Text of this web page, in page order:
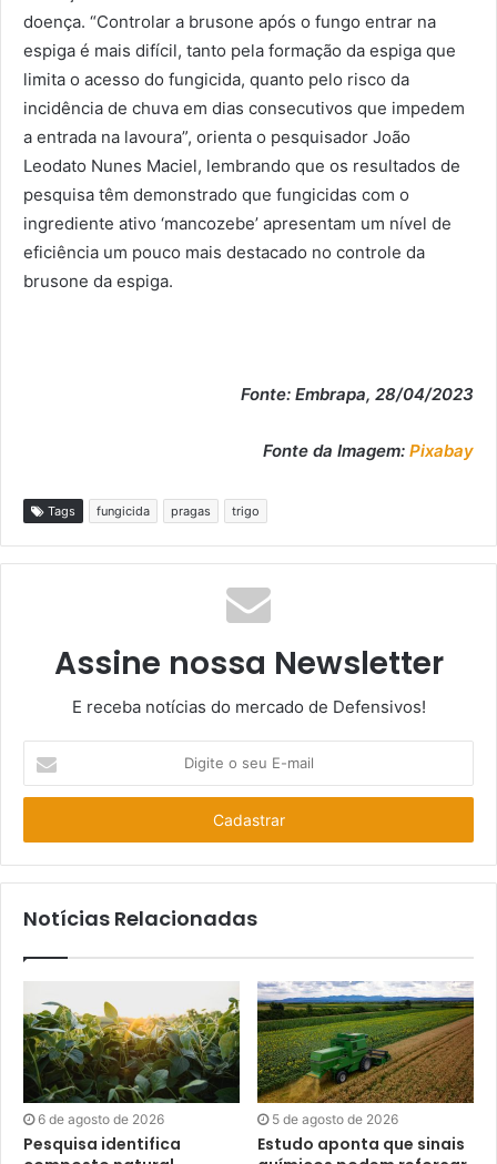
doença. “Controlar a brusone após o fungo entrar na
espiga é mais difícil, tanto pela formação da espiga que
limita o acesso do fungicida, quanto pelo risco da
incidência de chuva em dias consecutivos que impedem
a entrada na lavoura”, orienta o pesquisador João
Leodato Nunes Maciel, lembrando que os resultados de
pesquisa têm demonstrado que fungicidas com o
ingrediente ativo ‘mancozebe’ apresentam um nível de
eficiência um pouco mais destacado no controle da
brusone da espiga.
Fonte: Embrapa, 28/04/2023
Fonte da Imagem: Pixabay
Tags fungicida pragas trigo
Assine nossa Newsletter
E receba notícias do mercado de Defensivos!
seu
mail
Notícias Relacionadas
6 de agosto de 2026
Pesquisa identifica
5 de agosto de 2026
Estudo aponta que sinais